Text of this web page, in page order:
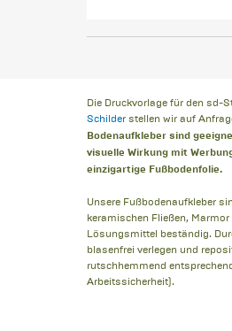
Die Druckvorlage für den sd-
Schilder stellen wir auf
Bodenaufkleber sind
visuelle Wirkung mit
einzigartige Fußbodenfolie.
Unsere Fußbodenaufkleber
keramischen Fließen,
Lösungsmittel beständig.
blasenfrei verlegen und
rutschhemmend
Arbeitssicherheit).